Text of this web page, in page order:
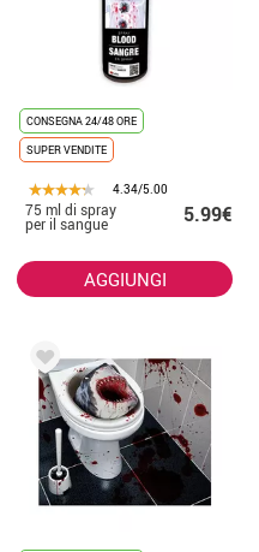
CONSEGNA 24/48 ORE
SUPER VENDITE
4.34/5.00
75 ml di spray
per il sangue 5.99€
AGGIUNGI